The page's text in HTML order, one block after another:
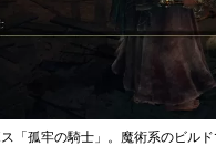
「孤牢の騎士」。魔術系のビル